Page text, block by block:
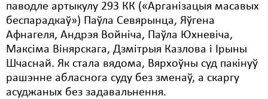
паводле артыкулу 293 КК («Арганізацыя масавых
беспарадкаў») Паўла Севярынца, Яўгена
Афнагеля, Андрэя Войніча, Паўла Юхневіча,
Максіма Вінярскага, Дзмітрыя Казлова і Ірыны
Шчаснай. Як стала вядома, Вярхоўны суд пакінуў
рашэнне абласнога суду без зменаў, а скаргу
асуджаных без задавальнення.
Праваабаронцы
Правы дзіцяці
Пэнітэнцыярная сыстэма
Распальваньне варожасьці